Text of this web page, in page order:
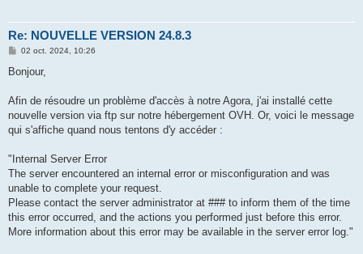
Re: NOUVELLE VERSION 24.8.3
M
s
g
02 oct. 2024, 10:26
Bonjour,
Afin de résoudre un problème d'accès à notre Agora, j'ai installé cette
nouvelle version via ftp sur notre hébergement OVH. Or, voici le message
qui s'affiche quand nous tentons d'y accéder :
"Internal Server Error
The server encountered an internal error or misconfiguration and was
unable to complete your request.
Please contact the server administrator at ### to inform them of the time
this error occurred, and the actions you performed just before this error.
More information about this error may be available in the server error log."